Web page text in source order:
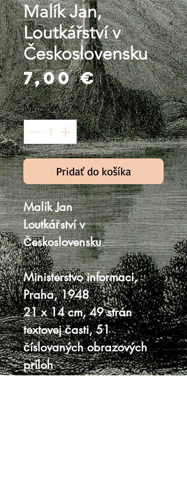
Malík Jan,
Loutkářství v
Československu
7,00 €Price
Množstvo*
Pridať do košíka
Malík Jan
Loutkářství v
Československu
Ministerstvo informaci,
Praha, 1948
21 x 14 cm, 49 strán
textovej časti, 51
číslovaných obrazových
príloh